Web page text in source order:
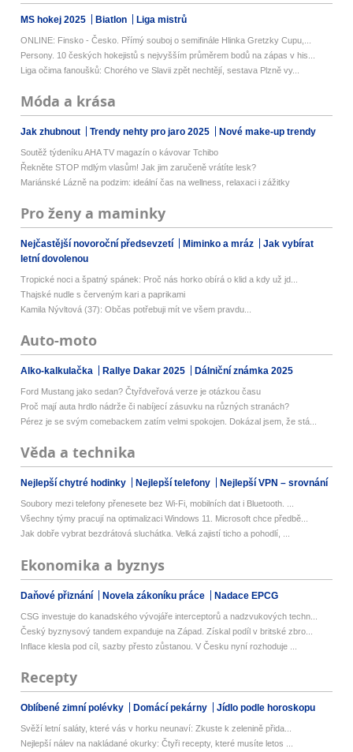
MS hokej 2025 Biatlon Liga mistrů
ONLINE: Finsko - Česko. Přímý souboj o semifinále Hlinka Gretzky Cupu,...
Persony. 10 českých hokejistů s nejvyšším průměrem bodů na zápas v his...
Liga očima fanoušků: Chorého ve Slavii zpět nechtějí, sestava Plzně vy...
Móda a krása
Jak zhubnout Trendy nehty pro jaro 2025 Nové make-up trendy
Soutěž týdeníku AHA TV magazín o kávovar Tchibo
Řekněte STOP mdlým vlasům! Jak jim zaručeně vrátíte lesk?
Mariánské Lázně na podzim: ideální čas na wellness, relaxaci i zážitky
Pro ženy a maminky
Nejčastější novoroční předsevzetí Miminko a mráz
Jak vybírat
letní dovolenou
Tropické noci a špatný spánek: Proč nás horko obírá o klid a kdy už jd...
Thajské nudle s červeným kari a paprikami
Kamila Nývltová (37): Občas potřebuji mít ve všem pravdu...
Auto-moto
Alko-kalkulačka Rallye Dakar 2025 Dálniční známka 2025
Ford Mustang jako sedan? Čtyřdveřová verze je otázkou času
Proč mají auta hrdlo nádrže či nabíjecí zásuvku na různých stranách?
Pérez je se svým comebackem zatím velmi spokojen. Dokázal jsem, že stá...
Věda a technika
Nejlepší chytré hodinky Nejlepší telefony Nejlepší VPN – srovnání
Soubory mezi telefony přenesete bez Wi-Fi, mobilních dat i Bluetooth. ...
Všechny týmy pracují na optimalizaci Windows 11. Microsoft chce předbě...
Jak dobře vybrat bezdrátová sluchátka. Velká zajistí ticho a pohodlí, ...
Ekonomika a byznys
Daňové přiznání Novela zákoníku práce Nadace EPCG
CSG investuje do kanadského vývojáře interceptorů a nadzvukových techn...
Český byznysový tandem expanduje na Západ. Získal podíl v britské zbro...
Inflace klesla pod cíl, sazby přesto zůstanou. V Česku nyní rozhoduje ...
Recepty
Oblíbené zimní polévky Domácí pekárny Jídlo podle horoskopu
Svěží letní saláty, které vás v horku neunaví: Zkuste k zelenině přida...
Nejlepší nálev na nakládané okurky: Čtyři recepty, které musíte letos ...